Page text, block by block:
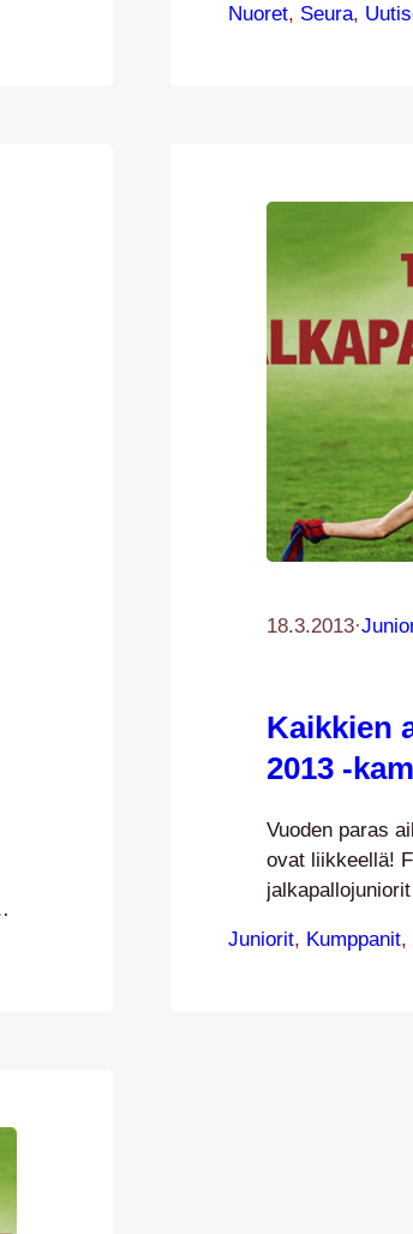
otteluita
Nuoret, Seura,
18.3.2013·
Kaikkien
2013 -
Vuoden paras
ovat liikkeellä!
Liigacupissa.
Juniorit, Kumppanit,